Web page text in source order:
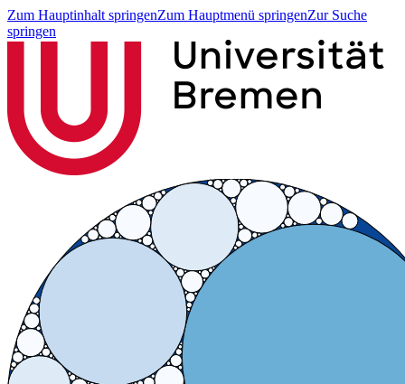
Zum Hauptinhalt springenZum Hauptmenü springenZur Suche
springen